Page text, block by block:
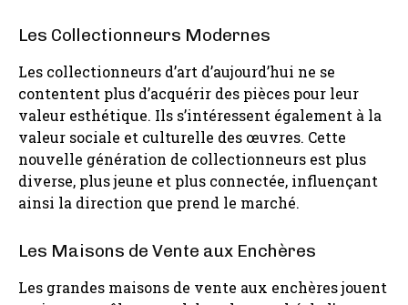
Les Collectionneurs Modernes
Les collectionneurs d’art d’aujourd’hui ne se
contentent plus d’acquérir des pièces pour leur
valeur esthétique. Ils s’intéressent également à la
valeur sociale et culturelle des œuvres. Cette
nouvelle génération de collectionneurs est plus
diverse, plus jeune et plus connectée, influençant
ainsi la direction que prend le marché.
Les Maisons de Vente aux Enchères
Les grandes maisons de vente aux enchères jouent